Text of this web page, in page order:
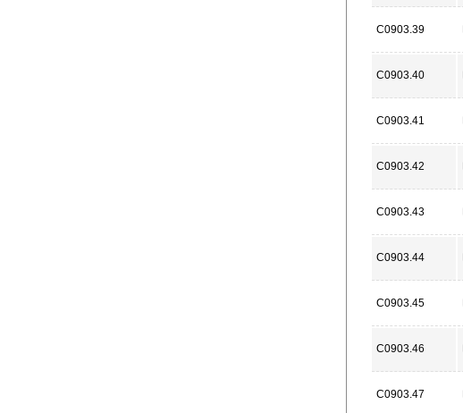
C0903.39
C0903.40
C0903.41
C0903.42
C0903.43
C0903.44
C0903.45
C0903.46
C0903.47